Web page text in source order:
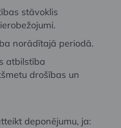
stāvoklis
norādītajā periodā.
atbilstība
drošības un
deponējumu, ja: